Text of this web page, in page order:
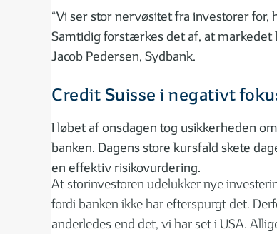
“Vi ser stor nervøsitet fra investorer
Samtidig forstærkes det af, at markedet
Jacob Pedersen, Sydbank.
Credit Suisse i negativt
I løbet af onsdagen tog usikkerheden
banken. Dagens store kursfald skete
en effektiv risikovurdering.
At storinvestoren udelukker nye
fordi banken ikke har efterspurgt det.
anderledes end det, vi har set i USA.